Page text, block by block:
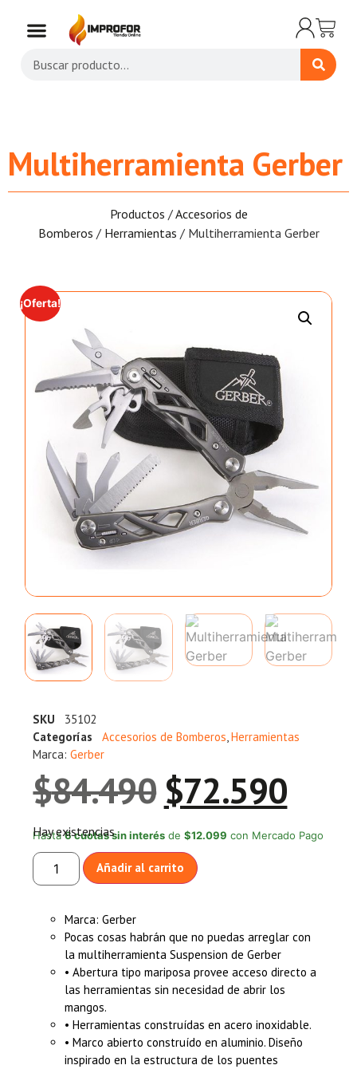
Multiherramienta Gerber
Productos /Accesorios de
Bomberos / Herramientas / Multiherramienta Gerber
¡Oferta!
SKU
35102
Categorías
Accesorios de Bomberos,Herramientas
Marca:Gerber
$84.490 $72.590
Hasta6 cuotas sin interés de$12.099 con Mercado Pago
Hay existencias
Añadir al carrito
Marca: Gerber
Pocas cosas habrán que no puedas arreglar con
la multiherramienta Suspension de Gerber
• Abertura tipo mariposa provee acceso directo a
las herramientas sin necesidad de abrir los
mangos.
• Herramientas construídas en acero inoxidable.
• Marco abierto construído en aluminio. Diseño
inspirado en la estructura de los puentes